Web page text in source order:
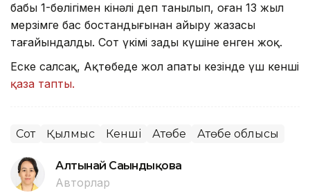
бабы 1-бөлігімен кінәлі деп танылып, оған 13 жыл
мерзімге бас бостандығынан айыру жазасы
тағайындалды. Сот үкімі заңды күшіне енген жоқ.
Еске салсақ, Ақтөбеде жол апаты кезінде үш кенші
қаза тапты.
Сот Қылмыс Кенші Ақтөбе Ақтөбе облысы
Алтынай Сағындықова
Авторлар